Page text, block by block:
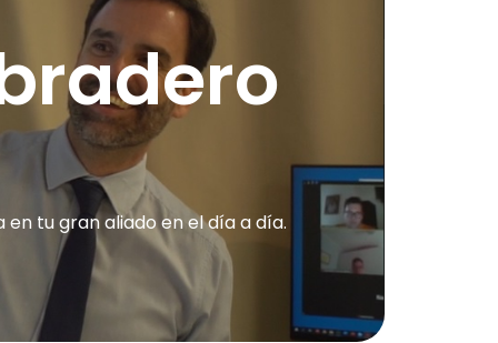
tu gran aliado en el día a día.